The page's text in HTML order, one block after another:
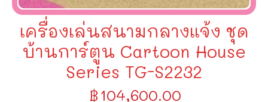
เครื่องเล่นสนามกลางแจ้ง ชุด
บ้านการ์ตูน Cartoon House
Series TG-S2232
฿104,600.00